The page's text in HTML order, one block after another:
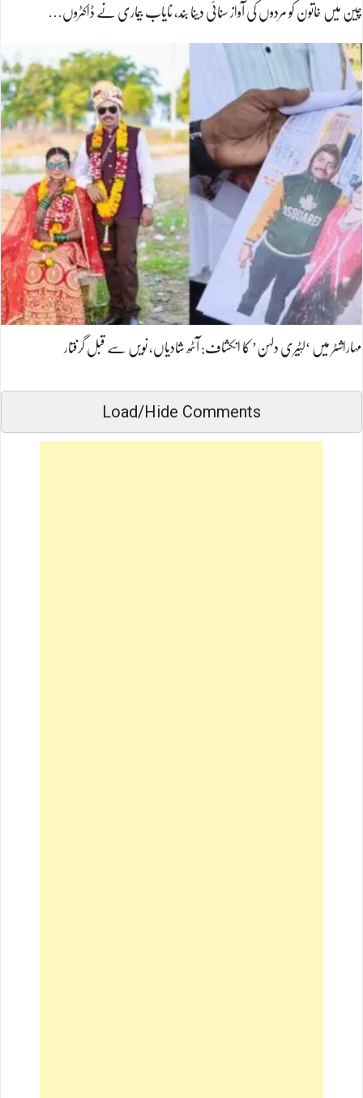
چین میں خاتون کو مردوں کی آواز سنائی دینا بند، نایاب بیماری نے ڈاکٹروں…
مہاراشٹر میں ‘لُٹیری دلہن’ کا انکشاف: آٹھ شادیاں، نویں سے قبل گرفتار
Load/Hide Comments